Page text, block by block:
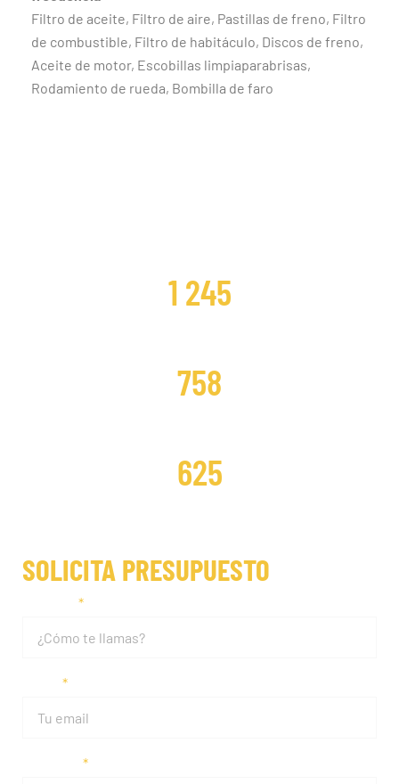
Filtro de aceite, Filtro de aire, Pastillas de freno, Filtro
de combustible, Filtro de habitáculo, Discos de freno,
Aceite de motor, Escobillas limpiaparabrisas,
Rodamiento de rueda, Bombilla de faro
SOLICITA PRESUPUESTO
1 245
758
625